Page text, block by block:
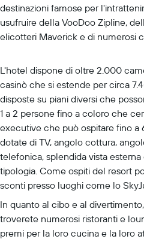
destinazioni famose per
usufruire della VooDoo Zipline,
elicotteri Maverick e di numerosi
L'hotel dispone di oltre 2.000
casinò che si estende per circa
disposte su piani diversi che
1 a 2 persone fino a coloro che
executive che può ospitare fino a
dotate di TV, angolo cottura,
telefonica, splendida vista
tipologia. Come ospiti del resort
sconti presso luoghi come lo
In quanto al cibo e al
troverete numerosi ristoranti e
premi per la loro cucina e la loro